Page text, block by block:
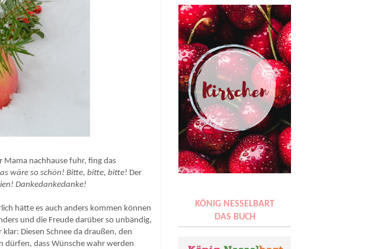
Mama nachhause fuhr, fing das
wäre so schön! Bitte, bitte, bitte! Der
Dankedankedanke!
hätte es auch anders kommen können
und die Freude darüber so unbändig,
Diesen Schnee da draußen, den
dürfen, dass Wünsche wahr werden
KÖNIG NESSELBART
DAS BUCH